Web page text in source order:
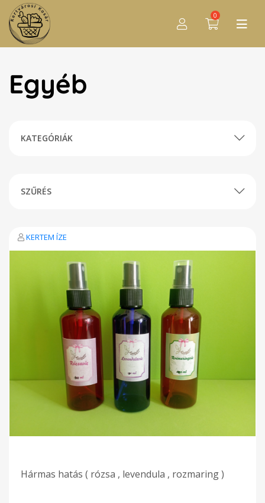
0
Egyéb
KATEGÓRIÁK
SZŰRÉS
KERTEM ÍZE
Hármas hatás ( rózsa , levendula , rozmaring )